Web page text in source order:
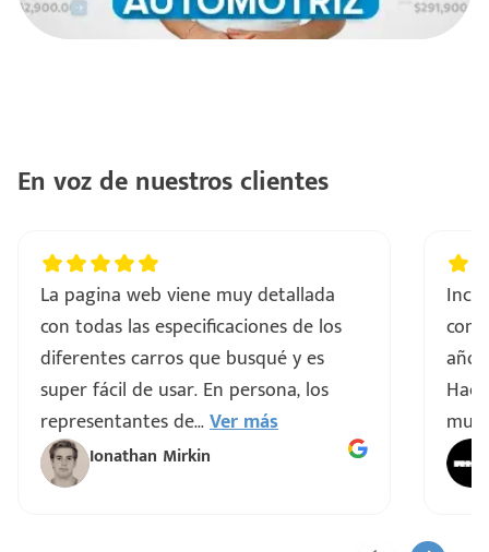
En voz de nuestros clientes
La pagina web viene muy detallada
con todas las especificaciones de los
diferentes carros que busqué y es
super fácil de usar. En persona, los
representantes de...Ver más
Ionathan Mirkin
muy